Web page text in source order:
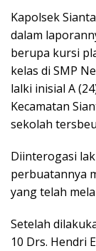
Kapolsek
dalam
berupa kursi
kelas di SMP
lalki inisial A
Kecamatan
sekolah
Diinterogasi
perbuatannya
yang telah
Setelah
10 Drs. Hendri